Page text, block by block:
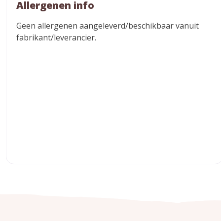
Allergenen info
Geen allergenen aangeleverd/beschikbaar vanuit
fabrikant/leverancier.